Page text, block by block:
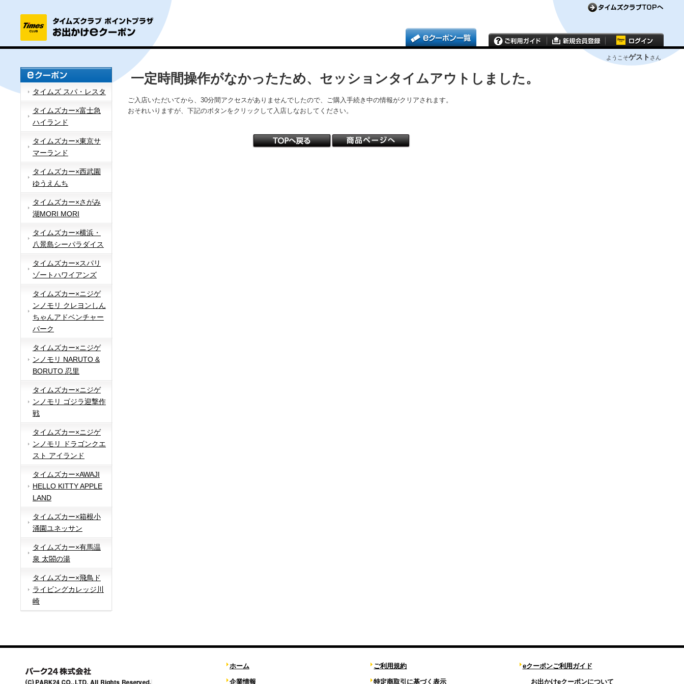
ようこそゲスト さん
タイムズ スパ・レスタ
タイムズカー×富士急
ハイランド
タイムズカー×東京サ
マーランド
タイムズカー×西武園
ゆうえんち
タイムズカー×さがみ
湖MORI MORI
タイムズカー×横浜・
八景島シーパラダイス
タイムズカー×スパリ
ゾートハワイアンズ
タイムズカー×ニジゲ
ンノモリ クレヨンしん
ちゃんアドベンチャー
パーク
タイムズカー×ニジゲ
ンノモリ NARUTO &
BORUTO 忍里
タイムズカー×ニジゲ
ンノモリ ゴジラ迎撃作
戦
タイムズカー×ニジゲ
ンノモリ ドラゴンクエ
スト アイランド
タイムズカー×AWAJI
HELLO KITTY APPLE
LAND
タイムズカー×箱根小
涌園ユネッサン
タイムズカー×有馬温
泉 太閤の湯
タイムズカー×飛鳥ド
ライビングカレッジ川
崎
一定時間操作がなかったため、セッションタイムアウトしました。
ご入店いただいてから、30分間アクセスがありませんでしたので、ご購入手続き中の情報がクリアされます。
おそれいりますが、下記のボタンをクリックして入店しなおしてください。
ホーム
企業情報
ご利用規約
特定商取引に基づく表示
eクーポンご利用ガイド
お出かけeクーポンについて